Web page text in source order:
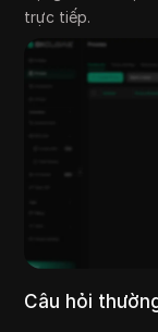
trực tiếp.
Câu hỏi